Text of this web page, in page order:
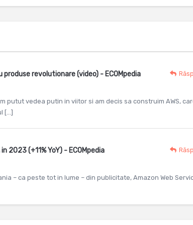
revolutionare (video) - ECOMpedia
putut vedea putin in viitor si am decis sa construim AWS,
[…]
2023 (+11% YoY) - ECOMpedia
– ca peste tot in lume – din publicitate, Amazon Web